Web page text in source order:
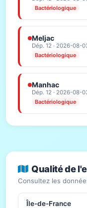
Bactériologique
Meljac
Dép. 12 · 2026-08-
Bactériologique
Manhac
Dép. 12 · 2026-08-
Bactériologique
Qualité de
Consultez les
Île-de-France